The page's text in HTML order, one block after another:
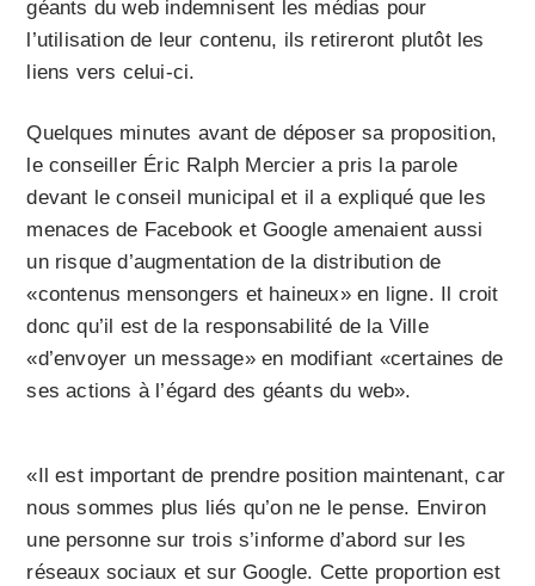
géants du web indemnisent les médias pour
l’utilisation de leur contenu, ils retireront plutôt les
liens vers celui-ci.
Quelques minutes avant de déposer sa proposition,
le conseiller Éric Ralph Mercier a pris la parole
devant le conseil municipal et il a expliqué que les
menaces de Facebook et Google amenaient aussi
un risque d’augmentation de la distribution de
«contenus mensongers et haineux» en ligne. Il croit
donc qu’il est de la responsabilité de la Ville
«d’envoyer un message» en modifiant «certaines de
ses actions à l’égard des géants du web».
«Il est important de prendre position maintenant, car
nous sommes plus liés qu’on ne le pense. Environ
une personne sur trois s’informe d’abord sur les
réseaux sociaux et sur Google. Cette proportion est